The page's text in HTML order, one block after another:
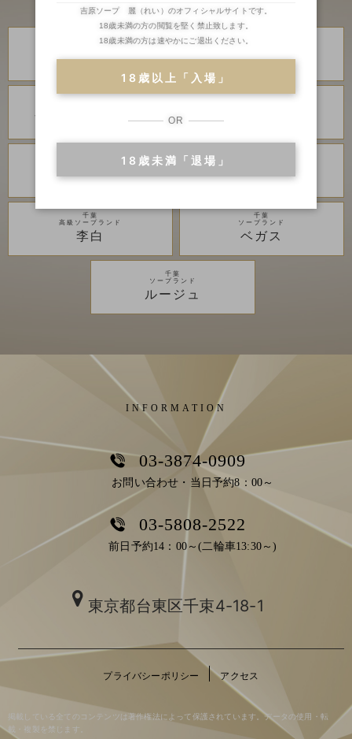
川崎・堀之内
琥珀
川崎・堀之内
金瓶梅
アラビアンナイト カンカン娘ネオ
グランローズ アカデミー
千葉
高級ソープランド
李白
千葉
ソープランド
ベガス
千葉
ソープランド
ルージュ
INFORMATION
03-3874-0909
お問い合わせ・当日予約8：00～
03-5808-2522
前日予約14：00～(二輪車13:30～)
東京都台東区千束4-18-1
プライバシーポリシー アクセス
掲載している全てのコンテンツは著作権法によって保護されています。データの使用・転
載・複製を禁じます。
吉原ソープ 麗（れい）のオフィシャルサイトです。
18歳未満の方の閲覧を堅く禁止致します。
18歳未満の方は速やかにご退出ください。
18歳以上「入場」
OR
18歳未満「退場」